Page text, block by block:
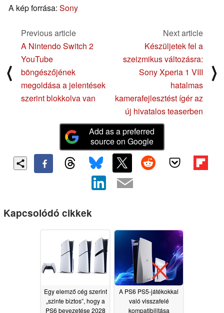
A kép forrása: Sony
⟨
Previous article
A Nintendo Switch 2
YouTube
böngészőjének
megoldása a jelentések
szerint blokkolva van
Next article
Készüljetek fel a
szeizmikus változásra:
Sony Xperia 1 VIII
hatalmas
kamerafejlesztést ígér az
új hivatalos teaserben
⟩
Add as a preferred
source on Google
Kapcsolódó cikkek
Egy elemző cég szerint
„szinte biztos”, hogy a
PS6 bevezetése 2028
A PS6 PS5-játékokkal
való visszafelé
kompatibilitása